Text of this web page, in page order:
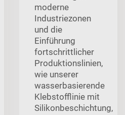
moderne
Industriezonen
und die
Einführung
fortschrittlicher
Produktionslinien,
wie unserer
wasserbasierende
Klebstofflinie mit
Silikonbeschichtung,